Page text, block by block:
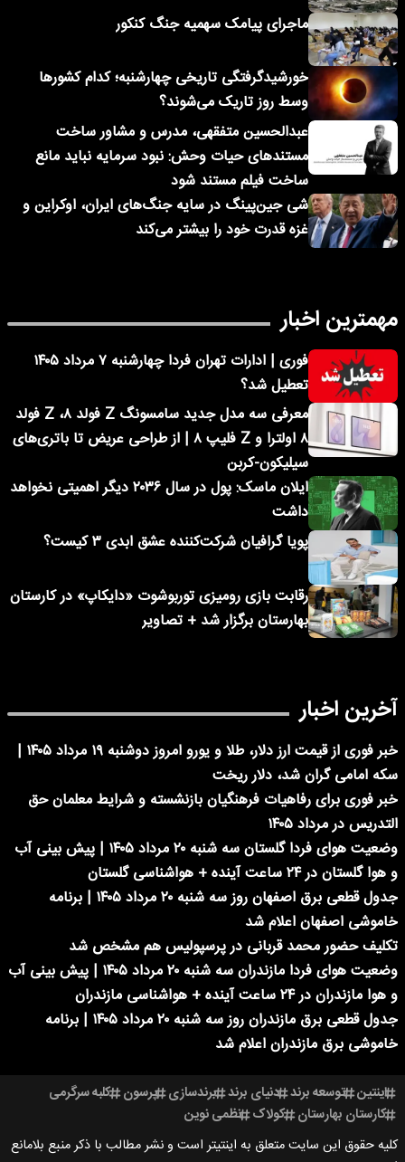
ماجرای پیامک‌ سهمیه جنگ کنکور
خورشیدگرفتگی تاریخی چهارشنبه؛ کدام کشورها
وسط روز تاریک می‌شوند؟
عبدالحسین متفقهی، مدرس و مشاور ساخت
مستندهای حیات وحش: نبود سرمایه نباید مانع
ساخت فیلم مستند شود
شی جین‌پینگ در سایه جنگ‌های ایران، اوکراین و
غزه قدرت خود را بیشتر می‌کند
مهمترین اخبار
فوری | ادارات تهران فردا چهارشنبه ۷ مرداد ۱۴۰۵
تعطیل شد؟
معرفی سه مدل جدید سامسونگ Z فولد ۸، Z فولد
۸ اولترا و Z فلیپ ۸ | از طراحی عریض تا باتری‌های
سیلیکون-کربن
ایلان ماسک: پول در سال ۲۰۳۶ دیگر اهمیتی نخواهد
داشت
پویا گرافیان شرکت‌کننده عشق ابدی ۳ کیست؟
رقابت بازی رومیزی توربوشوت «دایکاپ» در کارستان
بهارستان برگزار شد + تصاویر
آخرین اخبار
خبر فوری از قیمت ارز دلار، طلا و یورو امروز دوشنبه ۱۹ مرداد ۱۴۰۵ |
سکه امامی گران شد، دلار ریخت
خبر فوری برای رفاهیات فرهنگیان بازنشسته و شرایط معلمان حق
التدریس در مرداد ۱۴۰۵
وضعیت هوای فردا گلستان سه شنبه ۲۰ مرداد ۱۴۰۵ | پیش بینی آب
و هوا گلستان در ۲۴ ساعت آینده + هواشناسی گلستان
جدول قطعی برق اصفهان روز سه شنبه ۲۰ مرداد ۱۴۰۵ | برنامه
خاموشی اصفهان اعلام شد
تکلیف حضور محمد قربانی در پرسپولیس هم مشخص شد
وضعیت هوای فردا مازندران سه شنبه ۲۰ مرداد ۱۴۰۵ | پیش بینی آب
و هوا مازندران در ۲۴ ساعت آینده + هواشناسی مازندران
جدول قطعی برق مازندران روز سه شنبه ۲۰ مرداد ۱۴۰۵ | برنامه
خاموشی برق مازندران اعلام شد
اینتین توسعه برند دنیای برند برندسازی پرسون کلبه سرگرمی
کارستان بهارستان کولاک نظمی نوین
کلیه حقوق این سایت متعلق به اینتیتر است و نشر مطالب با ذکر منبع بلامانع